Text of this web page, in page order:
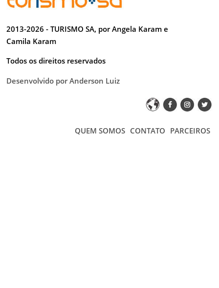
2013-2026 - TURISMO SA, por Angela Karam e
Camila Karam
Todos os direitos reservados
Desenvolvido por Anderson Luiz
PARCEIROS
CONTATO
QUEM SOMOS